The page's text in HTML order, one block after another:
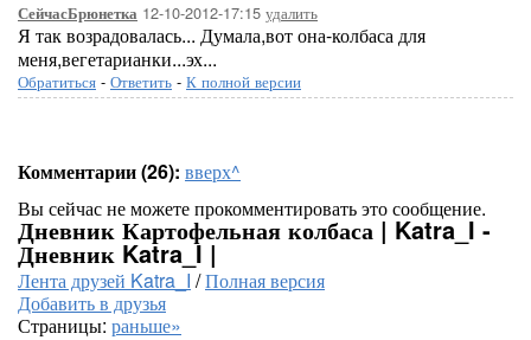
СейчасБрюнетка 12-10-2012-17:15 удалить
Я так возрадовалась... Думала,вот она-колбаса для
меня,вегетарианки...эх...
Обратиться - Ответить - К полной версии
Комментарии (26): вверх^
Вы сейчас не можете прокомментировать это сообщение.
Дневник Картофельная колбаса | Katra_I -
Дневник Katra_I |
Лента друзей Katra_I /Полная версия
Добавить в друзья
Страницы: раньше»